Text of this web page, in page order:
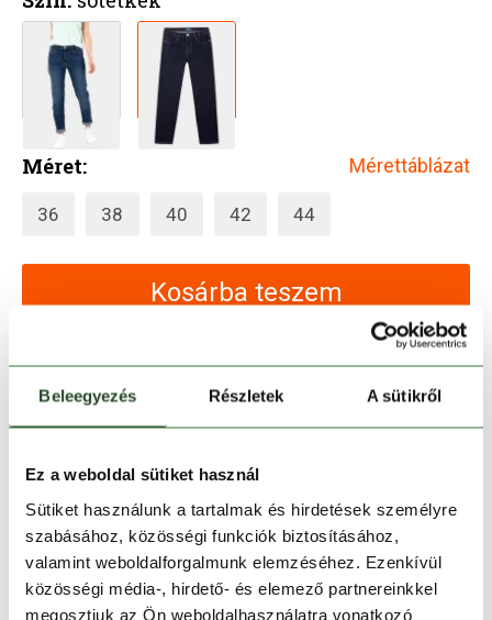
Beleegyezés Részletek A sütikről
Ez a weboldal sütiket használ
Sütiket használunk a tartalmak és hirdetések személyre
szabásához, közösségi funkciók biztosításához,
valamint weboldalforgalmunk elemzéséhez. Ezenkívül
közösségi média-, hirdető- és elemező partnereinkkel
megosztjuk az Ön weboldalhasználatra vonatkozó
TERMÉKLEÍRÁS
Méret: Mérettáblázat
36 38 40 42 44
Kosárba teszem
Melyik üzletben elérhető|Foglalás
Ingyenes kiszállítás 15 000 Ft felett